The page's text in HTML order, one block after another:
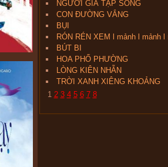
NGƯỜI GIÀ TẬP SỐNG
CON ĐƯỜNG VẮNG
BỤI
RÓN RÉN XEM l mảnh l mảnh
BÚT BI
HOA PHỐ PHƯỜNG
LÒNG KIÊN NHẪN
TRỜI XANH XIÊNG KHOẢNG
1 2 3 4 5 6 7 8